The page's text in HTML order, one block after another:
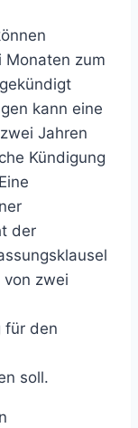
Monaten zum
kann eine
Jahren
Kündigung
der
zwei
für den
soll.